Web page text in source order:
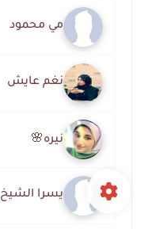
مي محمود
نغم عايش
نيره🌸
يسرا الشيخ